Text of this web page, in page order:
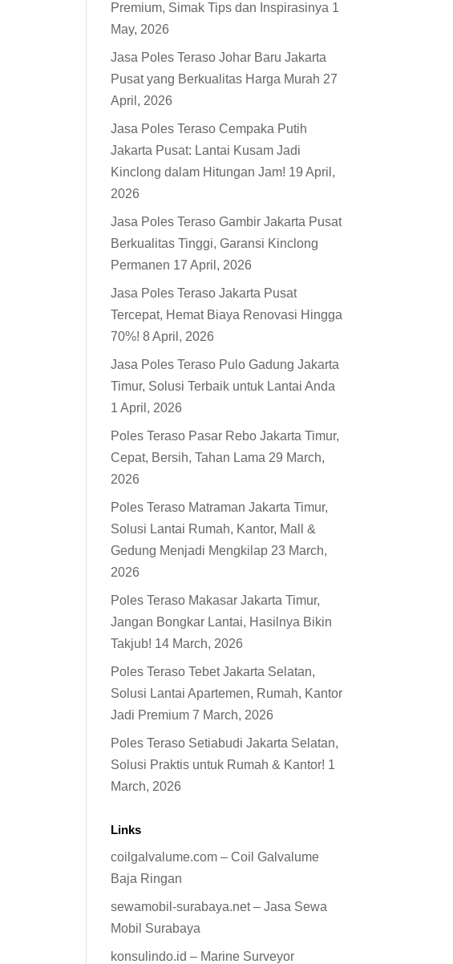
Premium, Simak Tips dan Inspirasinya 1
May, 2026
Jasa Poles Teraso Johar Baru Jakarta
Pusat yang Berkualitas Harga Murah 27
April, 2026
Jasa Poles Teraso Cempaka Putih
Jakarta Pusat: Lantai Kusam Jadi
Kinclong dalam Hitungan Jam! 19 April,
2026
Jasa Poles Teraso Gambir Jakarta Pusat
Berkualitas Tinggi, Garansi Kinclong
Permanen 17 April, 2026
Jasa Poles Teraso Jakarta Pusat
Tercepat, Hemat Biaya Renovasi Hingga
70%! 8 April, 2026
Jasa Poles Teraso Pulo Gadung Jakarta
Timur, Solusi Terbaik untuk Lantai Anda
1 April, 2026
Poles Teraso Pasar Rebo Jakarta Timur,
Cepat, Bersih, Tahan Lama 29 March,
2026
Poles Teraso Matraman Jakarta Timur,
Solusi Lantai Rumah, Kantor, Mall &
Gedung Menjadi Mengkilap 23 March,
2026
Poles Teraso Makasar Jakarta Timur,
Jangan Bongkar Lantai, Hasilnya Bikin
Takjub! 14 March, 2026
Poles Teraso Tebet Jakarta Selatan,
Solusi Lantai Apartemen, Rumah, Kantor
Jadi Premium 7 March, 2026
Poles Teraso Setiabudi Jakarta Selatan,
Solusi Praktis untuk Rumah & Kantor! 1
March, 2026
Links
coilgalvalume.com – Coil Galvalume
Baja Ringan
sewamobil-surabaya.net – Jasa Sewa
Mobil Surabaya
konsulindo.id – Marine Surveyor